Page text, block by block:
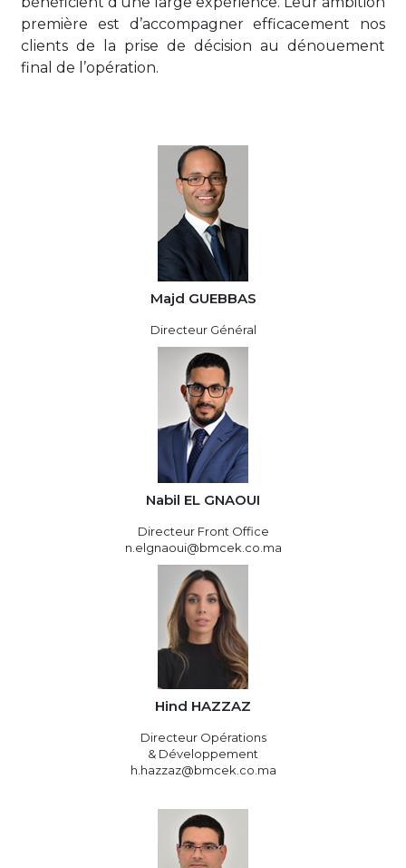
première est d’accompagner efficacement nos
clients de la prise de décision au dénouement
final de l’opération.
Majd GUEBBAS
Directeur Général
Nabil EL GNAOUI
Directeur Front Office
n.elgnaoui@bmcek.co.ma
Hind HAZZAZ
Directeur Opérations
& Développement
h.hazzaz@bmcek.co.ma